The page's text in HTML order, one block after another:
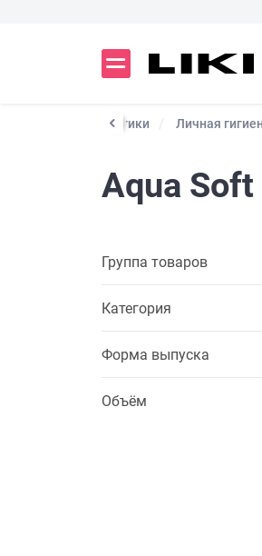
Антисептики Личная
Aqua Soft
Группа товаров
Категория
Форма выпуска
Объём